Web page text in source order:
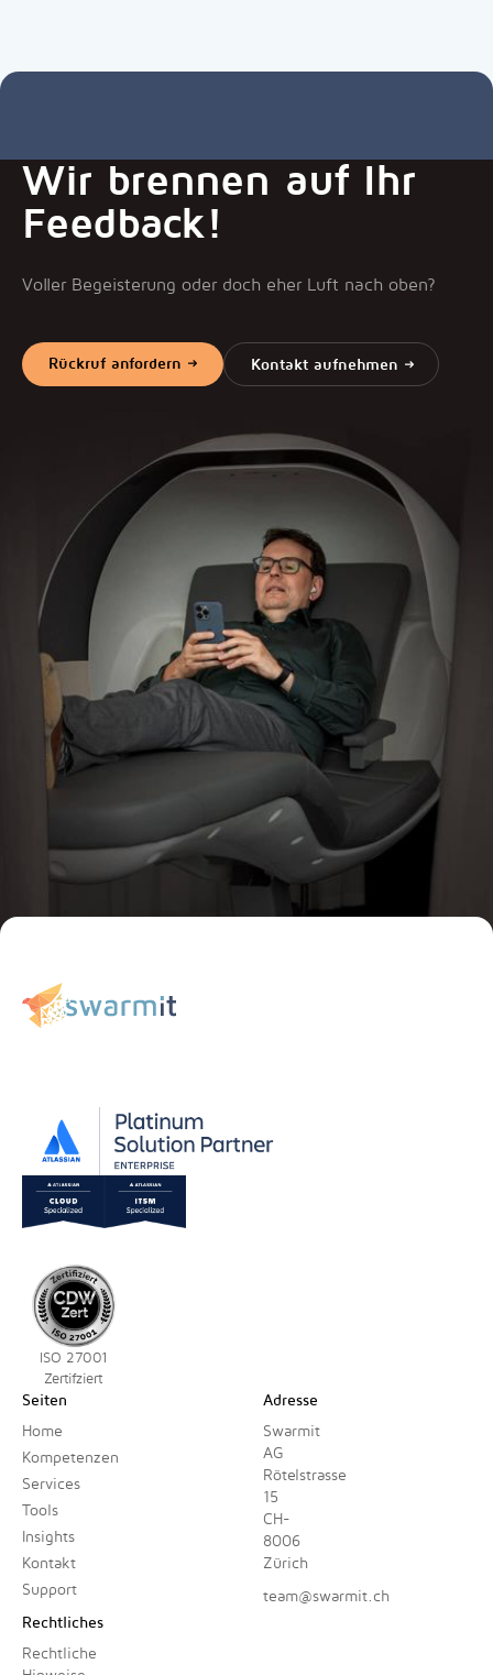
Wir brennen auf Ihr
Feedback!
Voller Begeisterung oder doch eher Luft nach oben?
Rückruf anfordern Kontakt aufnehmen
ISO 27001
Zertifziert
Seiten
Home
Kompetenzen
Services
Tools
Insights
Kontakt
Support
Adresse
Swarmit
AG
Rötelstrasse
15
CH-
8006
Zürich
team@swarmit.ch
Rechtliches
Rechtliche